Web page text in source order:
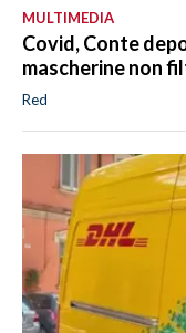
MULTIMEDIA
Covid, Conte
mascherine non
Red